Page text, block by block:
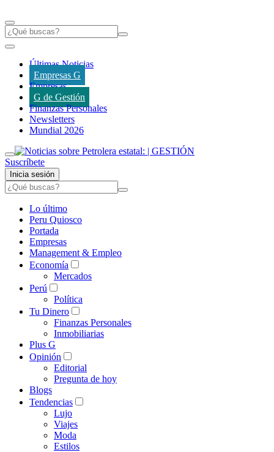
Últimas Noticias
Empresas G
Empresas
G de Gestión
Finanzas Personales
Newsletters
Mundial 2026
Suscríbete
Inicia sesión
Lo último
Peru Quiosco
Portada
Empresas
Management & Empleo
Economía
Mercados
Perú
Política
Tu Dinero
Finanzas Personales
Inmobiliarias
Plus G
Opinión
Editorial
Pregunta de hoy
Blogs
Tendencias
Lujo
Viajes
Moda
Estilos